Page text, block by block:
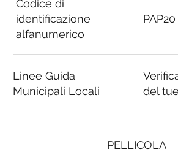
PELLICOLA
Codice di
identificazione
alfanumerico
Linee Guida
Municipali Locali
PAP20
del